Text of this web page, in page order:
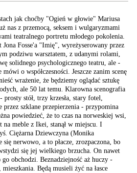
jak choćby "Ogień w głowie" Mariusa
nas z przemocą, seksem i wulgaryzmami
teatralnego portretu młodego pokolenia.
Fosse'a "Imię", wyreżyserowany przez
podziwu warsztatem, z udanymi rolami,
solidnego psychologicznego teatru, ale -
mówi o współczesności. Jeszcze zanim scenę
wrażenie, że będziemy oglądać sztukę
ale 50 lat temu. Klarowna scenografia
prosty stół, trzy krzesła, stary fotel,
przez szklane przepierzenia - przypomina
powiedzieć, że to czas na norweskiej wsi,
na meble z Ikei, stanął w miejscu. I
Ciężarna Dziewczyna (Monika
się nerwowo, a to płacze, zrozpaczona, bo
się jej wielkiego brzucha. On nawet
go obchodzi. Beznadziejność aż huczy -
mieszkania. Będą musieli żyć na łasce